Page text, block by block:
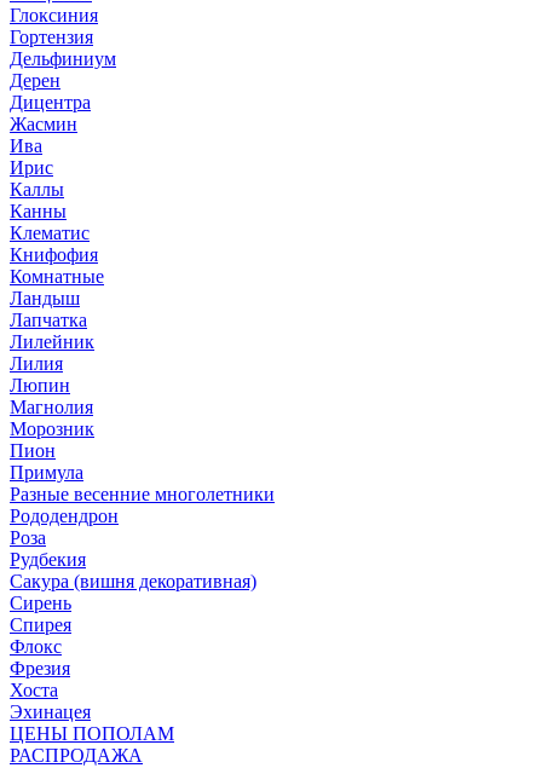
Глоксиния
Гортензия
Дельфиниум
Дерен
Дицентра
Жасмин
Ива
Ирис
Каллы
Канны
Клематис
Книфофия
Комнатные
Ландыш
Лапчатка
Лилейник
Лилия
Люпин
Магнолия
Морозник
Пион
Примула
Разные весенние многолетники
Рододендрон
Роза
Рудбекия
Сакура (вишня декоративная)
Сирень
Спирея
Флокс
Фрезия
Хоста
Эхинацея
ЦЕНЫ ПОПОЛАМ
РАСПРОДАЖА